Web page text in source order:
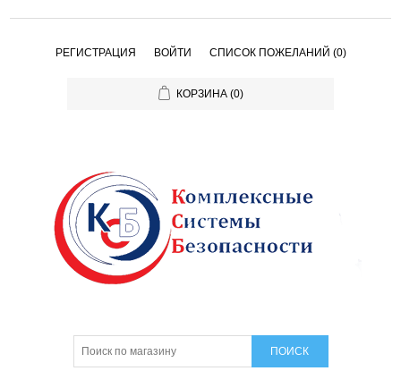
РЕГИСТРАЦИЯ ВОЙТИ СПИСОК ПОЖЕЛАНИЙ (0)
КОРЗИНА (0)